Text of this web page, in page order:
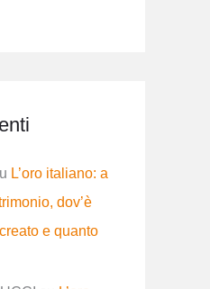
L’oro italiano: a
dov’è
e quanto